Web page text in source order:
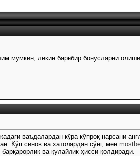
мумкин, лекин барибир бонусларни
ваъдалардан кўра кўпроқ нарсани
Кўп синов ва хатолардан сўнг, мен
ва қулайлик ҳисси қолдиради.